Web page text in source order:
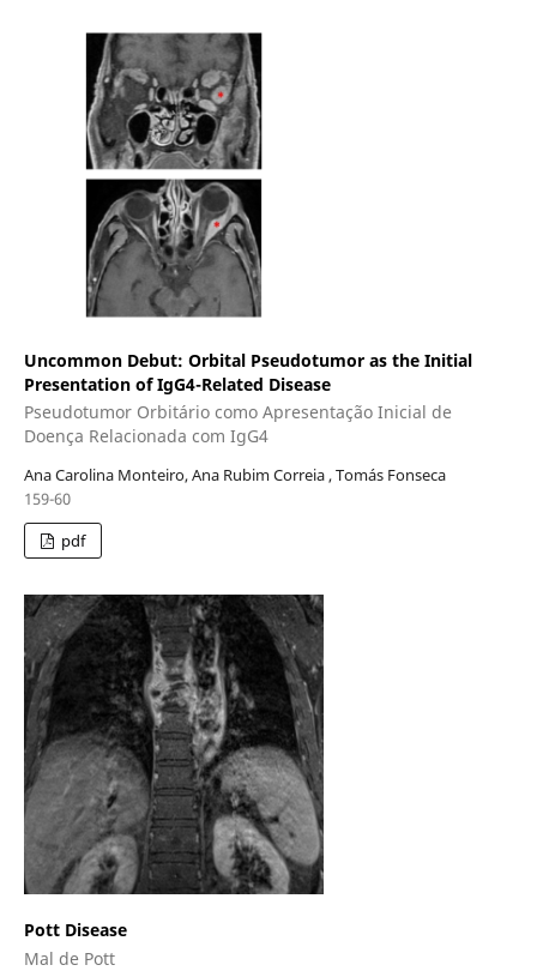
Uncommon Debut: Orbital Pseudotumor as the Initial
Presentation of IgG4-Related Disease
Pseudotumor Orbitário como Apresentação Inicial de
Doença Relacionada com IgG4
Ana Carolina Monteiro, Ana Rubim Correia , Tomás Fonseca
159-60
pdf
Pott Disease
Mal de Pott